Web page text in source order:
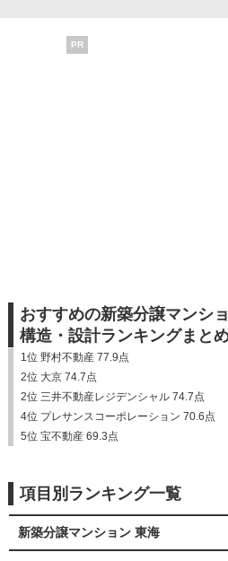
PR
おすすめの新築分譲マンシ
構造・設計ランキングまと
1位 野村不動産 77.9点
2位 大京 74.7点
2位 三井不動産レジデンシャル 74.7点
4位 プレサンスコーポレーション 70.6点
5位 宝不動産 69.3点
項目別ランキング一覧
新築分譲マンション 東海